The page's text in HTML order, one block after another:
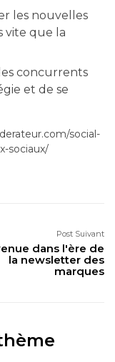
les nouvelles
vite que la
concurrents
et de se
social-
sociaux/
Post Suivant
dans l'ère de
la newsletter des
marques